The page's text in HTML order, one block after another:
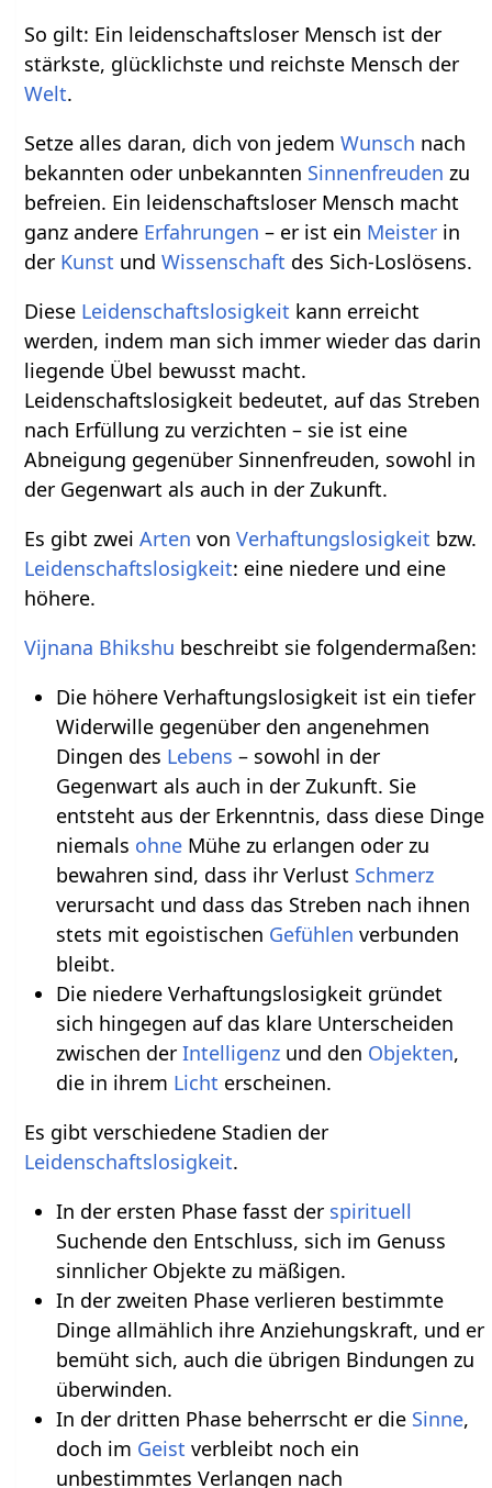
So gilt: Ein leidenschaftsloser Mensch ist der
stärkste, glücklichste und reichste Mensch der
Welt.
Setze alles daran, dich von jedemWunsch nach
bekannten oder unbekannten Sinnenfreuden zu
befreien. Ein leidenschaftsloser Mensch macht
ganz andere Erfahrungen – er ist ein Meister in
der Kunst undWissenschaft des Sich-Loslösens.
Diese Leidenschaftslosigkeit kann erreicht
werden, indem man sich immer wieder das darin
liegende Übel bewusst macht.
Leidenschaftslosigkeit bedeutet, auf das Streben
nach Erfüllung zu verzichten – sie ist eine
Abneigung gegenüber Sinnenfreuden, sowohl in
der Gegenwart als auch in der Zukunft.
Es gibt zweiArten vonVerhaftungslosigkeit bzw.
Leidenschaftslosigkeit: eine niedere und eine
höhere.
Vijnana Bhikshu beschreibt sie folgendermaßen:
Die höhere Verhaftungslosigkeit ist ein tiefer
Widerwille gegenüber den angenehmen
Dingen des Lebens – sowohl in der
Gegenwart als auch in der Zukunft. Sie
entsteht aus der Erkenntnis, dass diese Dinge
niemals ohneMühe zu erlangen oder zu
bewahren sind, dass ihr Verlust Schmerz
verursacht und dass das Streben nach ihnen
stets mit egoistischen Gefühlen verbunden
bleibt.
Die niedere Verhaftungslosigkeit gründet
sich hingegen auf das klare Unterscheiden
zwischen der Intelligenzund den Objekten,
die in ihrem Licht erscheinen.
Es gibt verschiedene Stadien der
Leidenschaftslosigkeit.
In der ersten Phase fasst der spirituell
Suchende den Entschluss, sich im Genuss
sinnlicher Objekte zu mäßigen.
In der zweiten Phase verlieren bestimmte
Dinge allmählich ihre Anziehungskraft, und er
bemüht sich, auch die übrigen Bindungen zu
überwinden.
In der dritten Phase beherrscht er die Sinne,
doch im Geist verbleibt noch ein
unbestimmtes Verlangen nach